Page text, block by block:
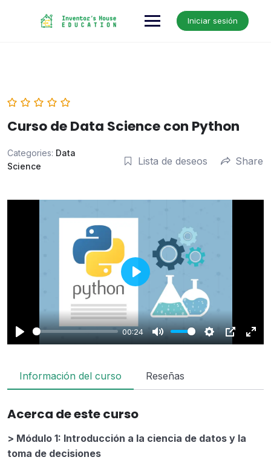
Iniciar sesión
Curso de Data Science con Python
Categories: Data
Science
Lista de deseos Share
Play
00:24
Mute
Settings
PIP
Enter
Play
Información del curso Reseñas
Acerca de este curso
> Módulo 1: Introducción a la ciencia de datos y la
toma de decisiones